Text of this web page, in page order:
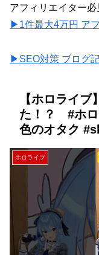
アフィリエイター必
▶1件最大4万円 ア
▶SEO対策 ブログ
【ホロライ
た！？ #ホロ
色のオタク
ホロライブ